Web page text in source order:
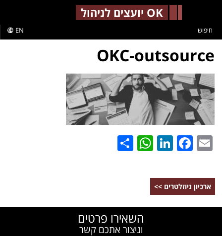
OK יועצים לניהול
EN חיפוש
OKC-outsource
Email
Facebook
LinkedIn
WhatsApp
ארכיון ניוזלטרים >>
השאירו פרטים
וניצור אתכם קשר